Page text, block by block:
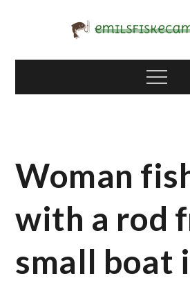
fiske är till
Menu
Woman
with a rod
small boat